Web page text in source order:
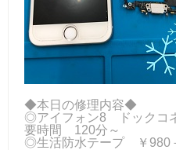
◆本日の修理内容◆
◎アイフォン8 ドックコ
要時間 120分～
◎生活防水テープ ￥980